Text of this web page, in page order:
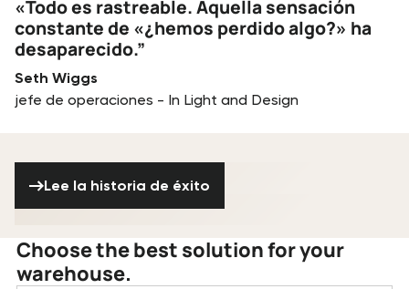
«Todo es rastreable. Aquella sensación
constante de «¿hemos perdido algo?» ha
desaparecido.”
Seth Wiggs
jefe de operaciones - In Light and Design
Lee la historia de éxito
Choose the best solution for your
warehouse.